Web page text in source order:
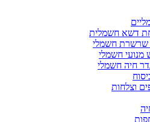
דשא חשמלית
שרשרת חשמלי
מנועי חשמלי
חיה חשמלי
וצלחות